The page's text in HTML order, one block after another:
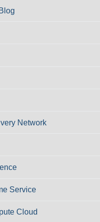
Network
Service
Cloud